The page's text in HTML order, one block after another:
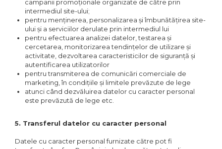
campanii promoționale organizate de către prin
intermediul site-ului;
pentru menținerea, personalizarea și îmbunătățirea site-
ului și a serviciilor derulate prin intermediul lui
pentru efectuarea analizei datelor, testarea și
cercetarea, monitorizarea tendințelor de utilizare și
activitate, dezvoltarea caracteristicilor de siguranță și
autentificarea utilizatorilor
pentru transmiterea de comunicări comerciale de
marketing, în condițiile și limitele prevăzute de lege
atunci când dezvăluirea datelor cu caracter personal
este prevăzută de lege etc.
5. Transferul datelor cu caracter personal
Datele cu caracter personal furnizate către pot fi